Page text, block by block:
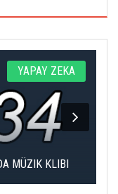
YAPAY ZEKA
MÜZIK KLIBI